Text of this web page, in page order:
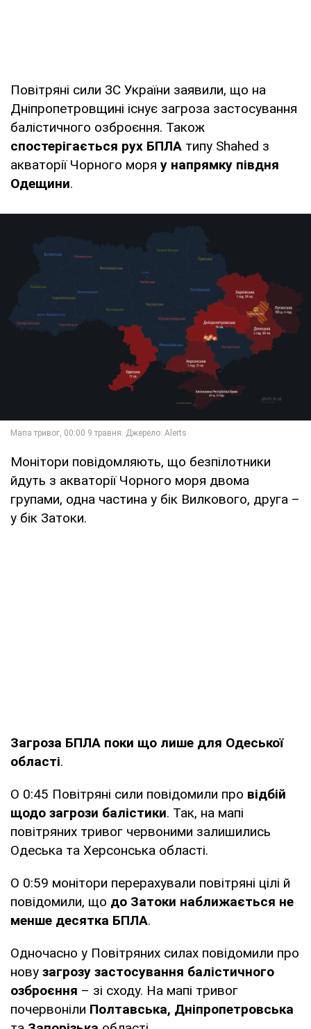
Повітряні сили ЗС України заявили, що на
Дніпропетровщині існує загроза застосування
балістичного озброєння. Також
спостерігається рух БПЛА типу Shahed з
акваторії Чорного моря у напрямку півдня
Одещини.
Монітори повідомляють, що безпілотники
йдуть з акваторії Чорного моря двома
групами, одна частина у бік Вилкового, друга –
у бік Затоки.
Загроза БПЛА поки що лише для Одеської
області.
О 0:45 Повітряні сили повідомили про відбій
щодо загрози балістики. Так, на мапі
повітряних тривог червоними залишились
Одеська та Херсонська області.
О 0:59 монітори перерахували повітряні цілі й
повідомили, що до Затоки наближається не
менше десятка БПЛА.
Одночасно у Повітряних силах повідомили про
нову загрозу застосування балістичного
озброєння – зі сходу. На мапі тривог
почервоніли Полтавська, Дніпропетровська